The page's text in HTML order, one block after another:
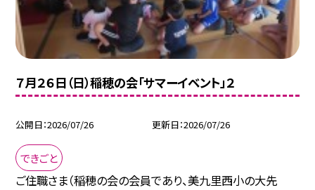
７月２６日（日）稲穂の会「サマーイベント」２
公開日 2026/07/26 更新日 2026/07/26
できごと
ご住職さま（稲穂の会の会員であり、美九里西小の大先